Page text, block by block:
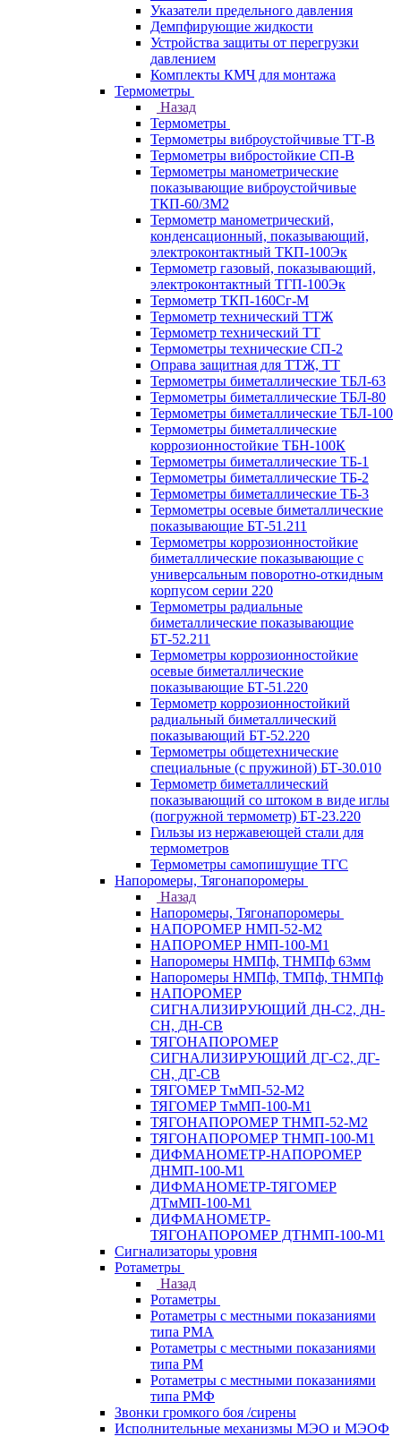
Указатели предельного давления
Демпфирующие жидкости
Устройства защиты от перегрузки
давлением
Комплекты КМЧ для монтажа
Термометры
Назад
Термометры
Термометры виброустойчивые ТТ-В
Термометры вибростойкие СП-В
Термометры манометрические
показывающие виброустойчивые
ТКП-60/3М2
Термометр манометрический,
конденсационный, показывающий,
электроконтактный ТКП-100Эк
Термометр газовый, показывающий,
электроконтактный ТГП-100Эк
Термометр ТКП-160Сг-М
Термометр технический ТТЖ
Термометр технический ТТ
Термометры технические СП-2
Оправа защитная для ТТЖ, ТТ
Термометры биметаллические ТБЛ-63
Термометры биметаллические ТБЛ-80
Термометры биметаллические ТБЛ-100
Термометры биметаллические
коррозионностойкие ТБН-100К
Термометры биметаллические ТБ-1
Термометры биметаллические ТБ-2
Термометры биметаллические ТБ-3
Термометры осевые биметаллические
показывающие БТ-51.211
Термометры коррозионностойкие
биметаллические показывающие с
универсальным поворотно-откидным
корпусом серии 220
Термометры радиальные
биметаллические показывающие
БТ-52.211
Термометры коррозионностойкие
осевые биметаллические
показывающие БТ-51.220
Термометр коррозионностойкий
радиальный биметаллический
показывающий БТ-52.220
Термометры общетехнические
специальные (с пружиной) БТ-30.010
Термометр биметаллический
показывающий со штоком в виде иглы
(погружной термометр) БТ-23.220
Гильзы из нержавеющей стали для
термометров
Термометры самопишущие ТГС
Напоромеры, Тягонапоромеры
Назад
Напоромеры, Тягонапоромеры
НАПОРОМЕР НМП-52-М2
НАПОРОМЕР НМП-100-М1
Напоромеры НМПф, ТНМПф 63мм
Напоромеры НМПф, ТМПф, ТНМПф
НАПОРОМЕР
СИГНАЛИЗИРУЮЩИЙ ДН-С2, ДН-
СН, ДН-СВ
ТЯГОНАПОРОМЕР
СИГНАЛИЗИРУЮЩИЙ ДГ-С2, ДГ-
СН, ДГ-СВ
ТЯГОМЕР ТмМП-52-М2
ТЯГОМЕР ТмМП-100-М1
ТЯГОНАПОРОМЕР ТНМП-52-М2
ТЯГОНАПОРОМЕР ТНМП-100-М1
ДИФМАНОМЕТР-НАПОРОМЕР
ДНМП-100-М1
ДИФМАНОМЕТР-ТЯГОМЕР
ДТмМП-100-М1
ДИФМАНОМЕТР-
ТЯГОНАПОРОМЕР ДТНМП-100-М1
Сигнализаторы уровня
Ротаметры
Назад
Ротаметры
Ротаметры с местными показаниями
типа РМА
Ротаметры с местными показаниями
типа РМ
Ротаметры с местными показаниями
типа РМФ
Звонки громкого боя /сирены
Исполнительные механизмы МЭО и МЭОФ